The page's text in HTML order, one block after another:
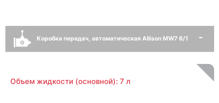
Коробка передач, автоматическая Allison MW7 6/1
Объем жидкости (основной): 7 л